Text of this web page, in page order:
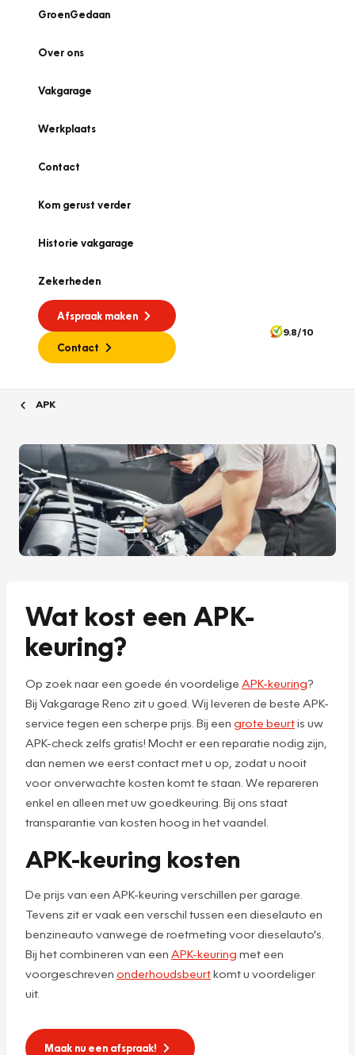
GroenGedaan
Over ons
Vakgarage
Werkplaats
Contact
Kom gerust verder
Historie vakgarage
Zekerheden
Afspraak maken
Contact
9.8/10
APK
Wat kost een APK-
keuring?
Op zoek naar een goede én voordelige APK-keuring?
Bij Vakgarage Reno zit u goed. Wij leveren de beste APK-
service tegen een scherpe prijs. Bij een grote beurtis uw
APK-check zelfs gratis! Mocht er een reparatie nodig zijn,
dan nemen we eerst contact met u op, zodat u nooit
voor onverwachte kosten komt te staan. We repareren
enkel en alleen met uw goedkeuring. Bij ons staat
transparantie van kosten hoog in het vaandel.
APK-keuring kosten
De prijs van een APK-keuring verschillen per garage.
Tevens zit er vaak een verschil tussen een dieselauto en
benzineauto vanwege de roetmeting voor dieselauto's.
Bij het combineren van een APK-keuring met een
voorgeschreven onderhoudsbeurtkomt u voordeliger
uit.
Maak nu een afspraak!